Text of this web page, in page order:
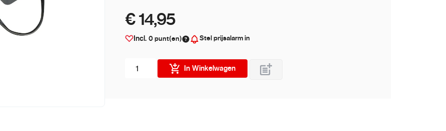
€ 14,95
Incl. 0punt(en) Stel prijsalarm in
Aantal stuks
In Winkelwagen